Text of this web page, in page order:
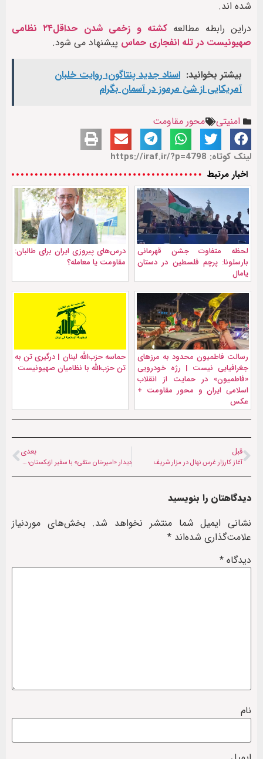
شده اند.
دراین رابطه مطالعه
کشته و زخمی شدن حداقل۲۴ نظامی
صهیونیست در تله انفجاری حماس پیشنهاد می شود.
بیشتر بخوانید: اسناد جدید پنتاگون؛ روایت خلبان
آمریکایی از شئ مرموز در آسمان بگرام
امنیتی محور مقاومت
لینک کوتاه: https://iraf.ir/?p=4798
اخبار مرتبط
لحظه متفاوت جشن قهرمانی
بارسلونا: پرچم فلسطین در دستان
یامال
درس‌های پیروزی ایران برای طالبان:
مقاومت یا معامله؟
رسالت فاطمیون محدود به مرزهای
جغرافیایی نیست | رژه خودرویی
«فاطمیون» در حمایت از انقلاب
اسلامی ایران و محور مقاومت +
عکس
حماسه حزب‌الله لبنان | درگیری تن به
تن حزب‌الله با نظامیان صهیونیست
قبل
آغاز کارزار غرس نهال در مزار شریف
بعدی
دیدار «امیرخان متقی» با سفیر ازبکستان؛ توسعه روابط در دستور کار
دیدگاهتان را بنویسید
نشانی ایمیل شما منتشر نخواهد شد. بخش‌های موردنیاز
علامت‌گذاری شده‌اند *
دیدگاه *
نام